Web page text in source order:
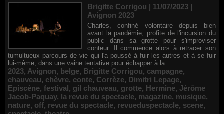
Brigitte Corrigou | 11/07/2023 |
Avignon 2023
Charles, confiné volontaire depuis bien
avant la pandémie, profite de l'incursion du
public dans sa grotte pour s'improviser
conteur. Il commence alors à retracer son
tumultueux parcours de vie qui l'a poussé à fuir les autres et à se fuir
lui-même, dans une vaine tentative pour échapper à la...
2023, Avignon, belge, Brigitte Corrigou, campagne,
chauveau, chèvre, conte, Corrèze, Dimitri Lepage,
Episcène, festival, gil chauveau, grotte, Hermine, Jérôme
Jacob-Paquay, la revue du spectacle, magazine, musique,
nature, off, revue du spectacle, revueduspectacle, scene,